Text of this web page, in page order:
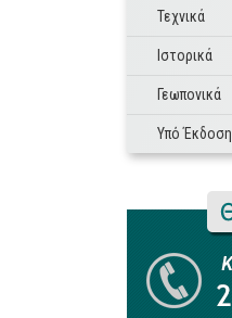
Τεχνικά
Ιστορικά
Γεωπονικά
Υπό Έκδοση